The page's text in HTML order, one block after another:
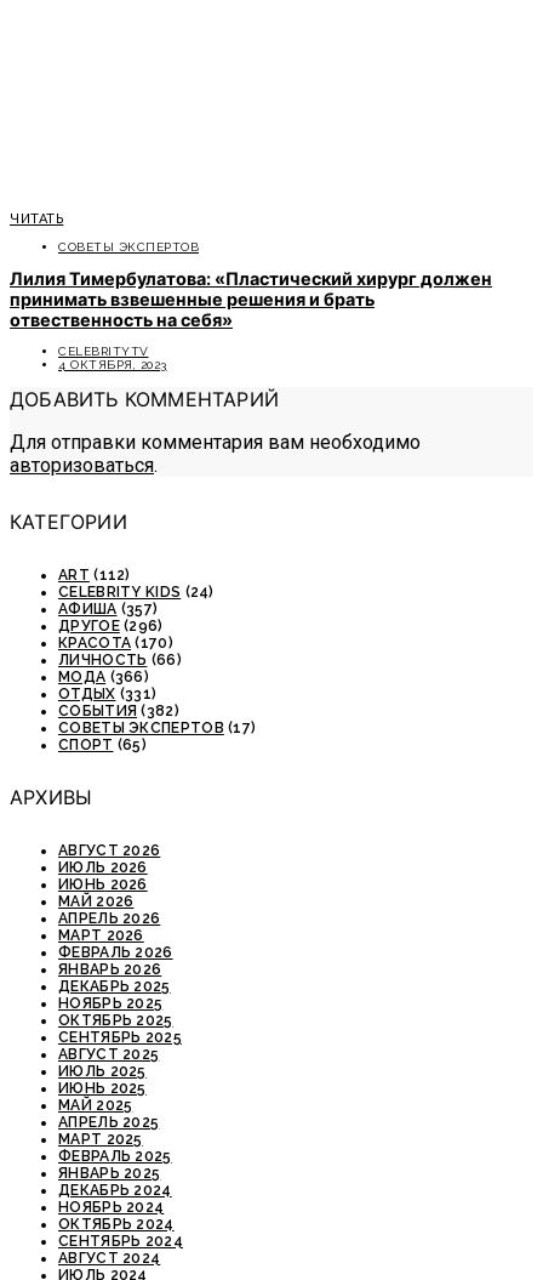
ЧИТАТЬ
СОВЕТЫ ЭКСПЕРТОВ
Лилия Тимербулатова: «Пластический хирург должен
принимать взвешенные решения и брать
отвественность на себя»
CELEBRITYTV
4 ОКТЯБРЯ, 2023
ДОБАВИТЬ КОММЕНТАРИЙ
Для отправки комментария вам необходимо
авторизоваться.
КАТЕГОРИИ
ART (112)
CELEBRITY KIDS (24)
АФИША (357)
ДРУГОЕ(296)
КРАСОТА (170)
ЛИЧНОСТЬ (66)
МОДА (366)
ОТДЫХ (331)
СОБЫТИЯ (382)
СОВЕТЫ ЭКСПЕРТОВ (17)
СПОРТ (65)
АРХИВЫ
АВГУСТ 2026
ИЮЛЬ 2026
ИЮНЬ 2026
МАЙ 2026
АПРЕЛЬ 2026
МАРТ 2026
ФЕВРАЛЬ 2026
ЯНВАРЬ 2026
ДЕКАБРЬ 2025
НОЯБРЬ 2025
ОКТЯБРЬ 2025
СЕНТЯБРЬ 2025
АВГУСТ 2025
ИЮЛЬ 2025
ИЮНЬ 2025
МАЙ 2025
АПРЕЛЬ 2025
МАРТ 2025
ФЕВРАЛЬ 2025
ЯНВАРЬ 2025
ДЕКАБРЬ 2024
НОЯБРЬ 2024
ОКТЯБРЬ 2024
СЕНТЯБРЬ 2024
АВГУСТ 2024
ИЮЛЬ 2024